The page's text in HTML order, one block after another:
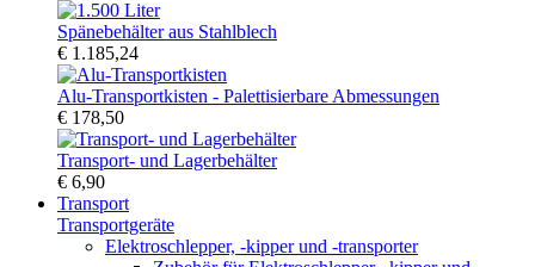
Spänebehälter aus Stahlblech
€ 1.185,24
Alu-Transportkisten - Palettisierbare Abmessungen
€ 178,50
Transport- und Lagerbehälter
€ 6,90
Transport
Transportgeräte
Elektroschlepper, -kipper und -transporter